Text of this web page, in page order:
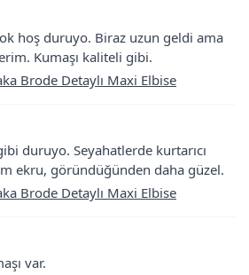
hoş duruyo. Biraz uzun geldi ama
Kumaşı kaliteli gibi.
Brode Detaylı Maxi Elbise
duruyo. Seyahatlerde kurtarıcı
ekru, göründüğünden daha güzel.
Brode Detaylı Maxi Elbise
var.